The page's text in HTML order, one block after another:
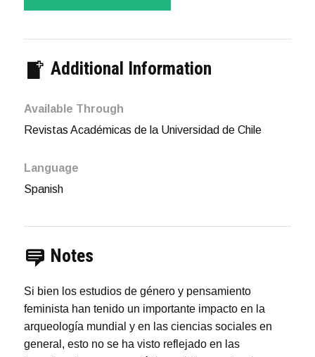
Additional Information
Available Through
Revistas Académicas de la Universidad de Chile
Language
Spanish
Notes
Si bien los estudios de género y pensamiento
feminista han tenido un importante impacto en la
arqueología mundial y en las ciencias sociales en
general, esto no se ha visto reflejado en las